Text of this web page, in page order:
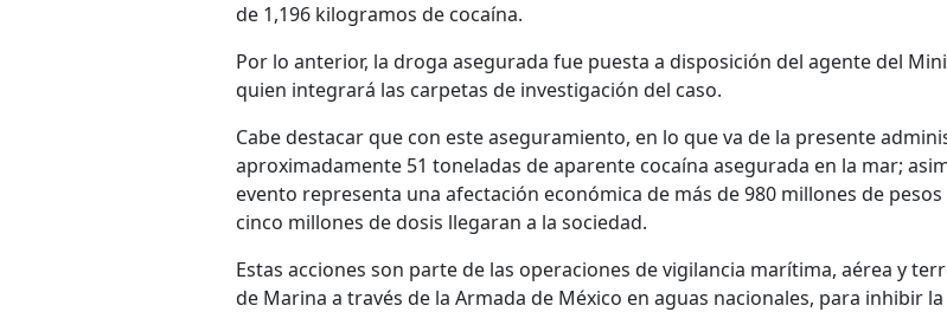
de 1,196 kilogramos de cocaína.
Por lo anterior, la droga asegurada fue puesta a disposición del agente del
quien integrará las carpetas de investigación del caso.
Cabe destacar que con este aseguramiento, en lo que va de la presente
aproximadamente 51 toneladas de aparente cocaína asegurada en la mar;
evento representa una afectación económica de más de 980 millones de
cinco millones de dosis llegaran a la sociedad.
Estas acciones son parte de las operaciones de vigilancia marítima, aérea y
de Marina a través de la Armada de México en aguas nacionales, para inhibir